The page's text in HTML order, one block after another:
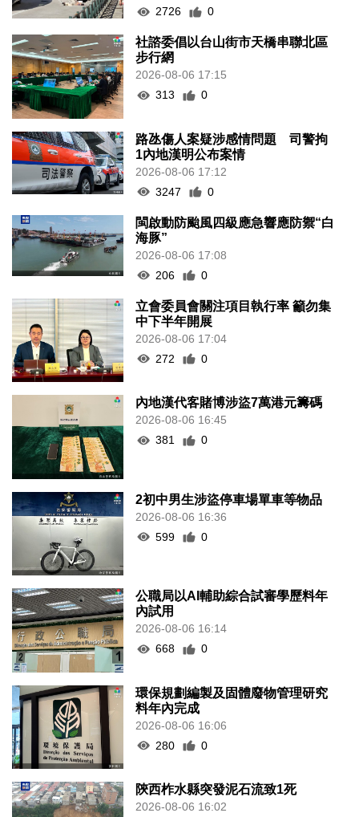
2726
0
社諮委倡以台山街市天橋串聯北區
步行網
2026-08-06 17:15
313
0
路氹傷人案疑涉感情問題 司警拘
1內地漢明公布案情
2026-08-06 17:12
3247
0
閩啟動防颱風四級應急響應防禦“白
海豚”
2026-08-06 17:08
206
0
立會委員會關注項目執行率 籲勿集
中下半年開展
2026-08-06 17:04
272
0
內地漢代客賭博涉盜7萬港元籌碼
2026-08-06 16:45
381
0
2初中男生涉盜停車場單車等物品
2026-08-06 16:36
599
0
公職局以AI輔助綜合試審學歷料年
內試用
2026-08-06 16:14
668
0
環保規劃編製及固體廢物管理研究
料年內完成
2026-08-06 16:06
280
0
陝西柞水縣突發泥石流致1死
2026-08-06 16:02